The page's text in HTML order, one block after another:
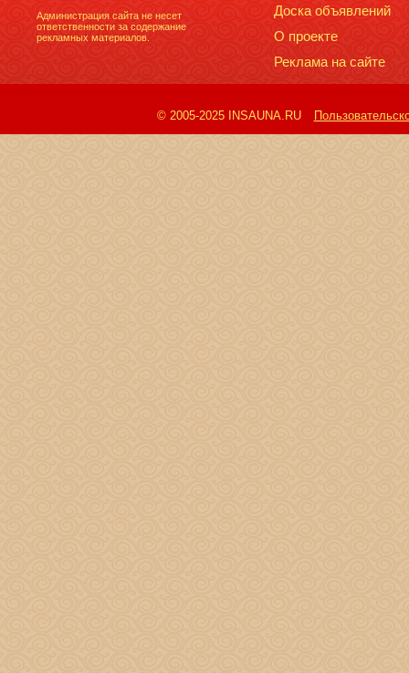
Администрация сайта не несет
ответственности за содержание
рекламных материалов.
Доска объявлений
О проекте
Реклама на сайте
© 2005-2025 INSAUNA.RU